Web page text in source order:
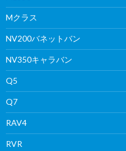
Mクラス
NV200バネットバン
NV350キャラバン
Q5
Q7
RAV4
RVR